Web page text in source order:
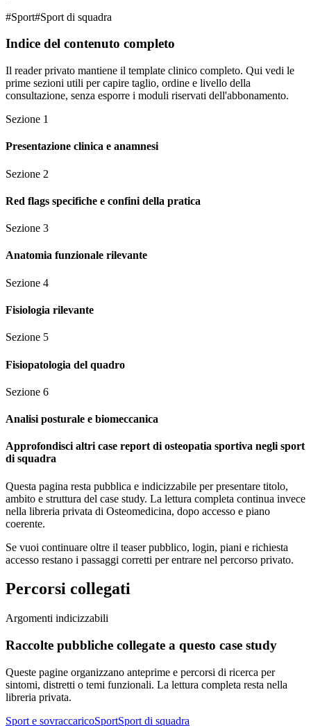
#Sport#Sport di squadra
Indice del contenuto completo
Il reader privato mantiene il template clinico completo. Qui vedi le
prime sezioni utili per capire taglio, ordine e livello della
consultazione, senza esporre i moduli riservati dell'abbonamento.
Sezione 1
Presentazione clinica e anamnesi
Sezione 2
Red flags specifiche e confini della pratica
Sezione 3
Anatomia funzionale rilevante
Sezione 4
Fisiologia rilevante
Sezione 5
Fisiopatologia del quadro
Sezione 6
Analisi posturale e biomeccanica
Approfondisci altri case report di osteopatia sportiva negli sport
di squadra
Questa pagina resta pubblica e indicizzabile per presentare titolo,
ambito e struttura del case study. La lettura completa continua invece
nella libreria privata di Osteomedicina, dopo accesso e piano
coerente.
Se vuoi continuare oltre il teaser pubblico, login, piani e richiesta
accesso restano i passaggi corretti per entrare nel percorso privato.
Percorsi collegati
Argomenti indicizzabili
Raccolte pubbliche collegate a questo case study
Queste pagine organizzano anteprime e percorsi di ricerca per
sintomi, distretti o temi funzionali. La lettura completa resta nella
libreria privata.
Sport e sovraccaricoSportSport di squadra